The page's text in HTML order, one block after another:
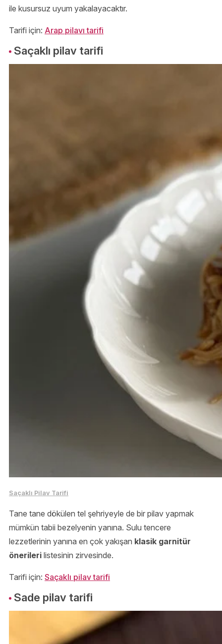
ile kusursuz uyum yakalayacaktır.
Tarifi için: Arap pilavı tarifi
Saçaklı pilav tarifi
Saçaklı Pilav Tarifi
Tane tane dökülen tel şehriyeyle de bir pilav yapmak
mümkün tabii bezelyenin yanına. Sulu tencere
lezzetlerinin yanına en çok yakışan klasik garnitür
önerileri listesinin zirvesinde.
Tarifi için: Saçaklı pilav tarifi
Sade pilav tarifi